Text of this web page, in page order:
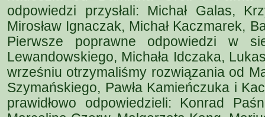
odpowiedzi przysłali: Michał Galas,
Mirosław Ignaczak, Michał Kaczmarek,
Pierwsze poprawne odpowiedzi w
Lewandowskiego, Michała Idczaka,
wrześniu otrzymaliśmy rozwiązania od
Szymańskiego, Pawła Kamieńczuka i
prawidłowo odpowiedzieli: Konrad